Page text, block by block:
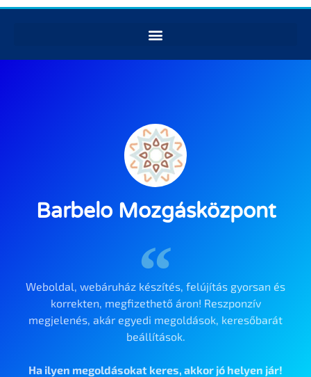
Barbelo Mozgásközpont
Weboldal, webáruház készítés, felújítás gyorsan és
korrekten, megfizethető áron! Reszponzív
megjelenés, akár egyedi megoldások, keresőbarát
beállítások.
Ha ilyen megoldásokat keres, akkor jó helyen jár!